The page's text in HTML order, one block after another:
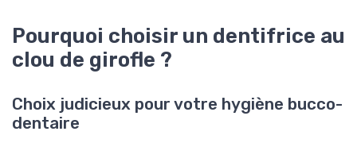
Pourquoi choisir un dentifrice au
clou de girofle ?
Choix judicieux pour votre hygiène bucco-
dentaire